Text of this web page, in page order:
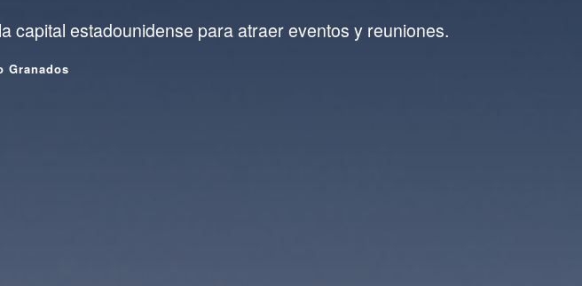
capital estadounidense para atraer eventos y reuniones.
Granados